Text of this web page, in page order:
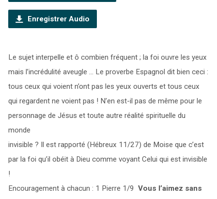
Enregistrer Audio
Le sujet interpelle et ô combien fréquent ; la foi ouvre les yeux
mais l’incrédulité aveugle … Le proverbe Espagnol dit bien ceci :
tous ceux qui voient n’ont pas les yeux ouverts et tous ceux
qui regardent ne voient pas ! N’en est-il pas de même pour le
personnage de Jésus et toute autre réalité spirituelle du
monde
invisible ? Il est rapporté (Hébreux 11/27) de Moise que c’est
par la foi qu’il obéit à Dieu comme voyant Celui qui est invisible
!
Encouragement à chacun : 1 Pierre 1/9 Vous l’aimez sans